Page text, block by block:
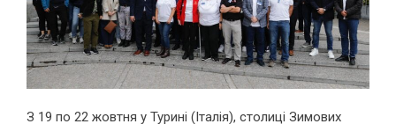
З 19 по 22 жовтня у Турині (Італія), столиці Зимових